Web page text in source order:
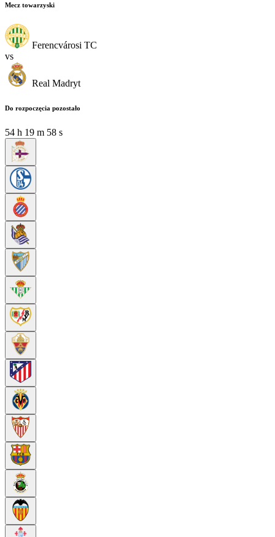
Mecz towarzyski
Ferencvárosi TC
vs
Real Madryt
Do rozpoczęcia pozostało
54 h 19 m 56 s